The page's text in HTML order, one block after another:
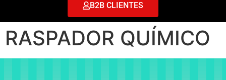
B2B CLIENTES
RASPADOR QUÍMICO